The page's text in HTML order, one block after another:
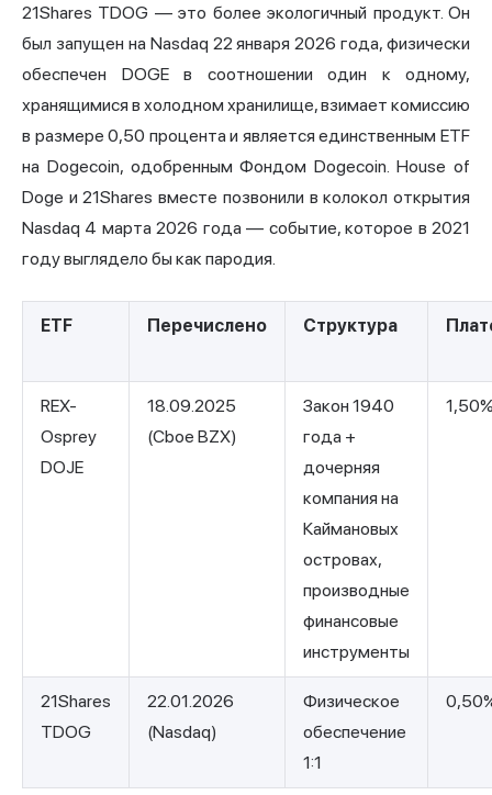
21Shares TDOG — это более экологичный продукт. Он
был запущен на Nasdaq 22 января 2026 года, физически
обеспечен DOGE в соотношении один к одному,
хранящимися в холодном хранилище, взимает комиссию
в размере 0,50 процента и является единственным ETF
на Dogecoin, одобренным Фондом Dogecoin. House of
Doge и 21Shares вместе позвонили в колокол открытия
Nasdaq 4 марта 2026 года — событие, которое в 2021
году выглядело бы как пародия.
ETF Перечислено Структура
REX-
Osprey
DOJE
18.09.2025
(Cboe BZX)
Закон 1940
года +
дочерняя
компания на
Каймановых
островах,
производные
финансовые
инструменты
21Shares
TDOG
22.01.2026
(Nasdaq)
Физическое
обеспечение
1:1